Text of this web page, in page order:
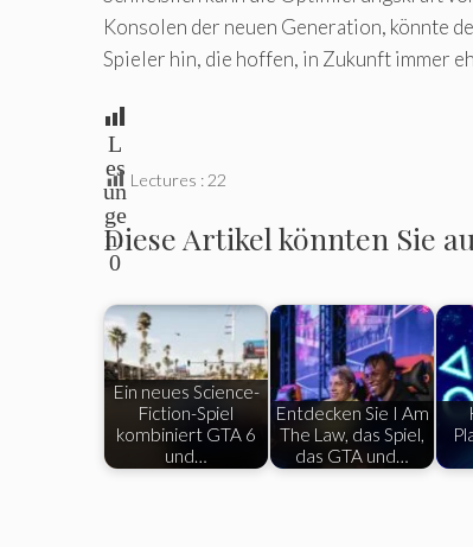
Konsolen der neuen Generation, könnte
Spieler hin, die hoffen, in Zukunft immer
L
es
un
ge
n:
0
Lectures : 22
Diese Artikel könnten Sie
Ein neues Science-
Fiction-Spiel
kombiniert GTA 6
und…
Entdecken Sie I Am
The Law, das Spiel,
das GTA und…